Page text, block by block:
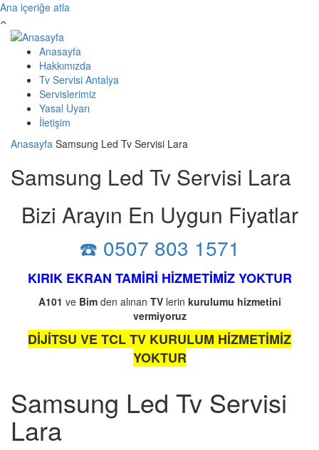
Ana içeriğe atla
Anasayfa
Hakkımızda
Tv Servisi Antalya
Servislerimiz
Yasal Uyarı
İletişim
Anasayfa Samsung Led Tv Servisi Lara
Samsung Led Tv Servisi Lara
Bizi Arayın En Uygun Fiyatlar
☎️ 0507 803 1571
KIRIK EKRAN TAMİRİ HİZMETİMİZ YOKTUR
A101 ve Bimden alınan TVlerin kurulumu hizmetini
vermiyoruz
DİJİTSU VE TCL TV KURULUM HİZMETİMİZ
YOKTUR
Samsung Led Tv Servisi
Lara